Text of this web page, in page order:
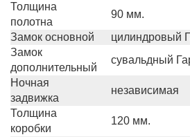
Толщина
полотна
90 мм.
Замок основной
цилиндровый
Замок
дополнительный
сувальдный
Ночная
задвижка
независимая
Толщина
коробки
120 мм.